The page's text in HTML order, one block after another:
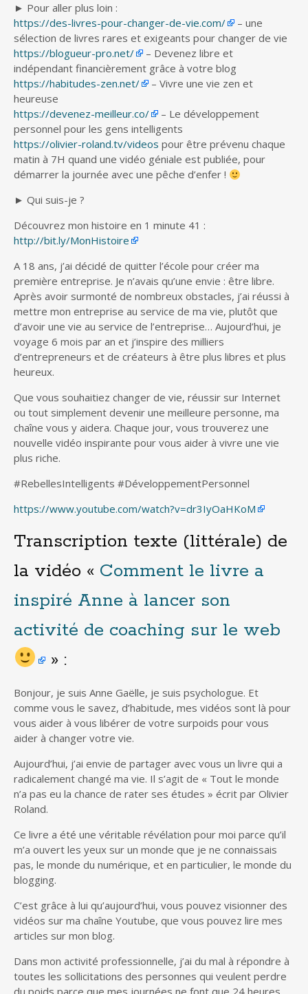
► Pour aller plus loin :
https://des-livres-pour-changer-de-vie.com/
– une
sélection de livres rares et exigeants pour changer de vie
https://blogueur-pro.net/
– Devenez libre et
indépendant financièrement grâce à votre blog
https://habitudes-zen.net/
– Vivre une vie zen et
heureuse
https://devenez-meilleur.co/
– Le développement
personnel pour les gens intelligents
https://olivier-roland.tv/videos pour être prévenu chaque
matin à 7H quand une vidéo géniale est publiée, pour
démarrer la journée avec une pêche d’enfer !
► Qui suis-je ?
Découvrez mon histoire en 1 minute 41 :
http://bit.ly/MonHistoire
A 18 ans, j’ai décidé de quitter l’école pour créer ma
première entreprise. Je n’avais qu’une envie : être libre.
Après avoir surmonté de nombreux obstacles, j’ai réussi à
mettre mon entreprise au service de ma vie, plutôt que
d’avoir une vie au service de l’entreprise… Aujourd’hui, je
voyage 6 mois par an et j’inspire des milliers
d’entrepreneurs et de créateurs à être plus libres et plus
heureux.
Que vous souhaitiez changer de vie, réussir sur Internet
ou tout simplement devenir une meilleure personne, ma
chaîne vous y aidera. Chaque jour, vous trouverez une
nouvelle vidéo inspirante pour vous aider à vivre une vie
plus riche.
#RebellesIntelligents #DéveloppementPersonnel
https://www.youtube.com/watch?v=dr3IyOaHKoM
Transcription texte (littérale) de
la vidéo « Comment le livre a
inspiré Anne à lancer son
activité de coaching sur le web
» :
Bonjour, je suis Anne Gaëlle, je suis psychologue. Et
comme vous le savez, d’habitude, mes vidéos sont là pour
vous aider à vous libérer de votre surpoids pour vous
aider à changer votre vie.
Aujourd’hui, j’ai envie de partager avec vous un livre qui a
radicalement changé ma vie. Il s’agit de « Tout le monde
n’a pas eu la chance de rater ses études » écrit par Olivier
Roland.
Ce livre a été une véritable révélation pour moi parce qu’il
m’a ouvert les yeux sur un monde que je ne connaissais
pas, le monde du numérique, et en particulier, le monde du
blogging.
C’est grâce à lui qu’aujourd’hui, vous pouvez visionner des
vidéos sur ma chaîne Youtube, que vous pouvez lire mes
articles sur mon blog.
Dans mon activité professionnelle, j’ai du mal à répondre à
toutes les sollicitations des personnes qui veulent perdre
du poids parce que mes journées ne font que 24 heures.